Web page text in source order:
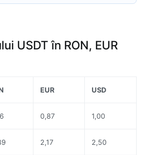
USDT în RON, EUR
EUR USD
0,87 1,00
2,17 2,50